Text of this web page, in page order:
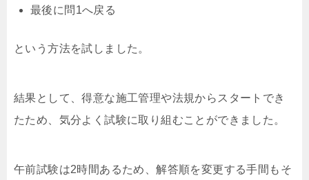
最後に問1へ戻る
という方法を試しました。
結果として、得意な施工管理や法規からスタートでき
たため、気分よく試験に取り組むことができました。
午前試験は2時間あるため、解答順を変更する手間もそ